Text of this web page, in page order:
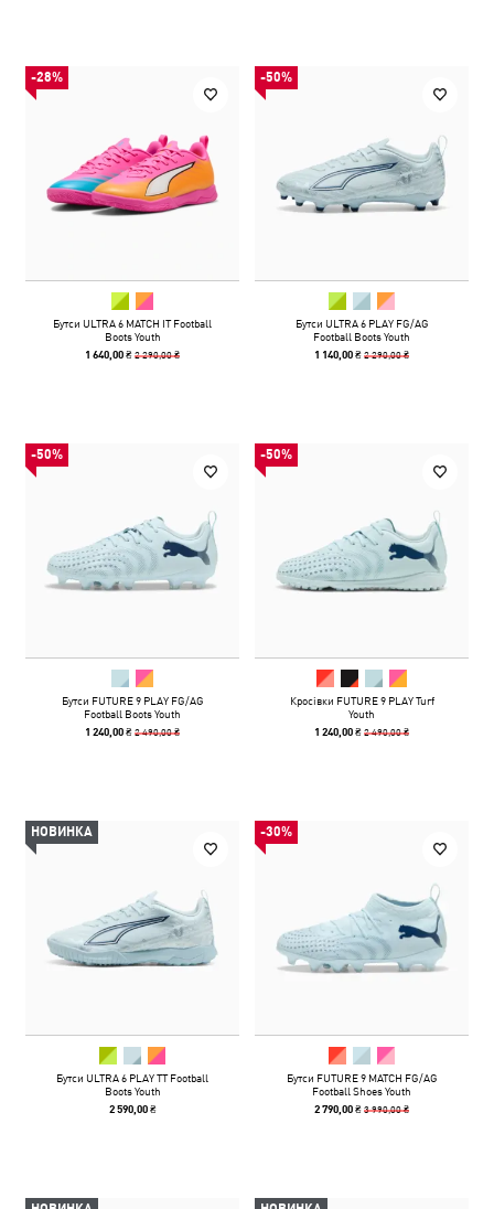
-28%
Бутси ULTRA 6 MATCH IT Football
Boots Youth
1 640,00 ₴2 290,00 ₴
-50%
Бутси ULTRA 6 PLAY FG/AG
Football Boots Youth
1 140,00 ₴2 290,00 ₴
-50%
Бутси FUTURE 9 PLAY FG/AG
Football Boots Youth
1 240,00 ₴2 490,00 ₴
-50%
Кросівки FUTURE 9 PLAY Turf
Youth
1 240,00 ₴2 490,00 ₴
НОВИНКА
Бутси ULTRA 6 PLAY TT Football
Boots Youth
2 590,00 ₴
-30%
Бутси FUTURE 9 MATCH FG/AG
Football Shoes Youth
2 790,00 ₴3 990,00 ₴